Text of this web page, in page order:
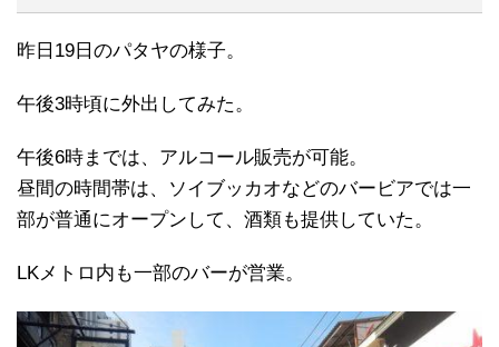
昨日19日のパタヤの様子。
午後3時頃に外出してみた。
午後6時までは、アルコール販売が可能。
昼間の時間帯は、ソイブッカオなどのバービアでは一
部が普通にオープンして、酒類も提供していた。
LKメトロ内も一部のバーが営業。